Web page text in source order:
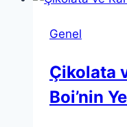
Genel
Çikolata
Boi’nin